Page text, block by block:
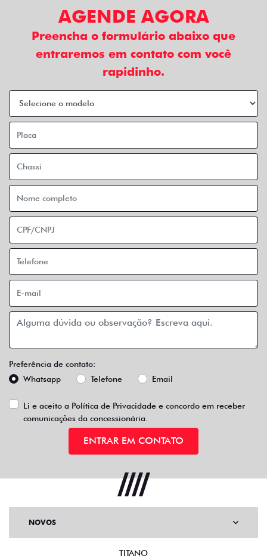
AGENDE AGORA
Preencha o formulário abaixo que
entraremos em contato com você
rapidinho.
Preferência de contato:
Whatsapp
Telefone Email
Li e aceito a Política de Privacidade e concordo em receber
comunicações da concessionária.
ENTRAR EM CONTATO
NOVOS
TITANO